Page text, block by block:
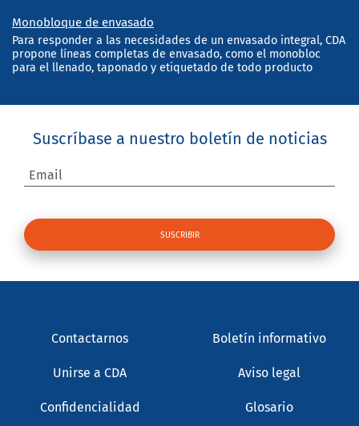
Monobloque de envasado
Para responder a las necesidades de un envasado integral, CDA
propone líneas completas de envasado, como el monobloc
para el llenado, taponado y etiquetado de todo producto
Suscríbase a nuestro boletín de noticias
Email
Contactarnos Boletín informativo
Unirse a CDA Aviso legal
Confidencialidad Glosario